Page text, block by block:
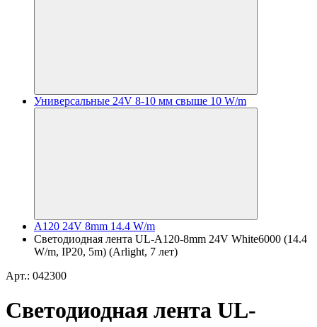
Универсальные 24V 8-10 мм свыше 10 W/m
A120 24V 8mm 14.4 W/m
Светодиодная лента UL-A120-8mm 24V White6000 (14.4
W/m, IP20, 5m) (Arlight, 7 лет)
Арт.: 042300
Светодиодная лента UL-